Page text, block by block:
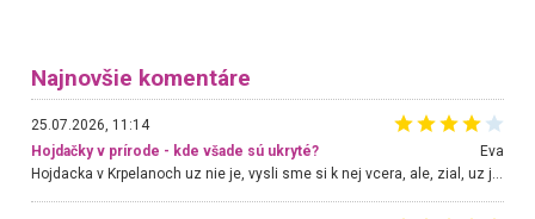
Najnovšie komentáre
25.07.2026, 11:14
Hojdačky v prírode - kde všade sú ukryté?
Eva
Hojdacka v Krpelanoch uz nie je, vysli sme si k nej vcera, ale, zial, uz je znicena. Ak sem planujete cestu len kvoli hojdacke, mozete si ju usetrit. Krasny vyhlad je tu vsak aj bez hojdacky :-)